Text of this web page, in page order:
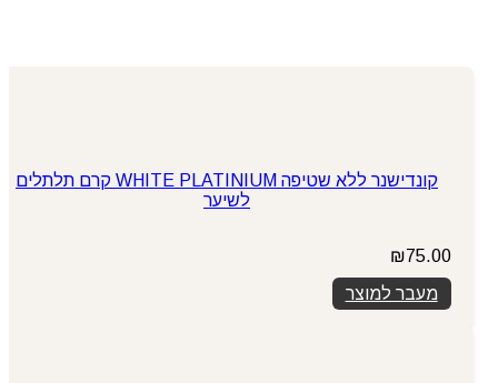
קונדישנר ללא שטיפה WHITE PLATINIUM קרם תלתלים
לשיער
₪75.00
מעבר למוצר